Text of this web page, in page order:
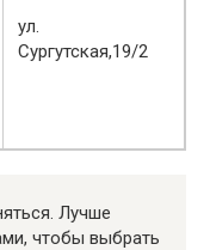
ул.
Сургутская,19/2
Лучше
чтобы выбрать